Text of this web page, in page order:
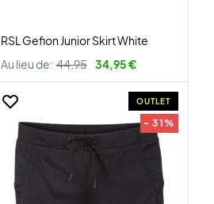
RSL Gefion Junior Skirt White
Au lieu de: 44,95 34,95 €
OUTLET
- 31%